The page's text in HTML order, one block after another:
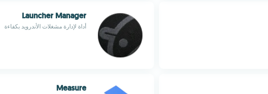
Launcher Manager
أداة لإدارة مشغلات الأندرويد بكفاءة
Measure